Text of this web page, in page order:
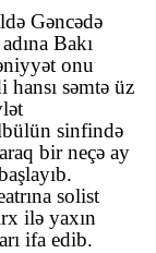
Gəncədə
Bakı
onu
səmtə üz
sinfində
bir neçə ay
solist
ilə yaxın
ifa edib.